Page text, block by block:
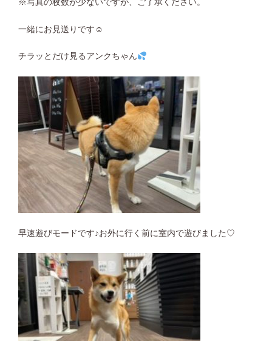
※写真の枚数が少ないですが、ご了承ください。
一緒にお見送りです☺︎
チラッとだけ見るアンクちゃん
早速遊びモードです♪お外に行く前に室内で遊びました♡